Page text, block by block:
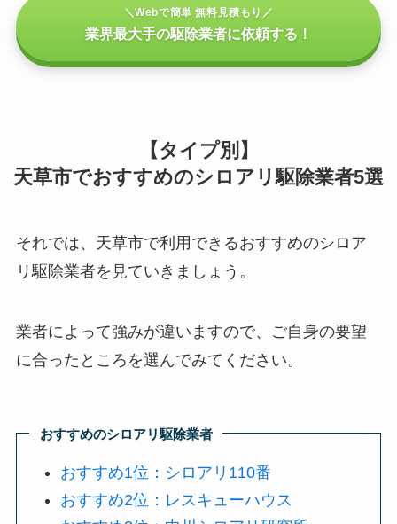
＼Webで簡単 無料見積もり／
業界最大手の駆除業者に依頼する！
【タイプ別】
天草市でおすすめのシロアリ駆除業者5選
それでは、天草市で利用できるおすすめのシロア
リ駆除業者を見ていきましょう。
業者によって強みが違いますので、ご自身の要望
に合ったところを選んでみてください。
おすすめのシロアリ駆除業者
おすすめ1位：シロアリ110番
おすすめ2位：レスキューハウス